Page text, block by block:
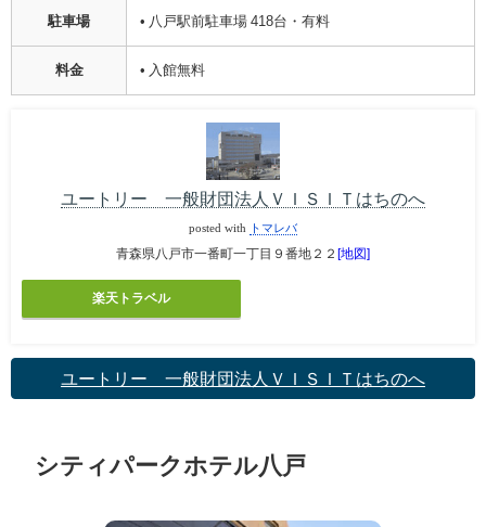
駐車場 • 八戸駅前駐車場 418台・有料
料金 • 入館無料
ユートリー 一般財団法人ＶＩＳＩＴはちのへ
posted with トマレバ
青森県八戸市一番町一丁目９番地２２ [地図]
楽天トラベル
ユートリー 一般財団法人ＶＩＳＩＴはちのへ
シティパークホテル八戸